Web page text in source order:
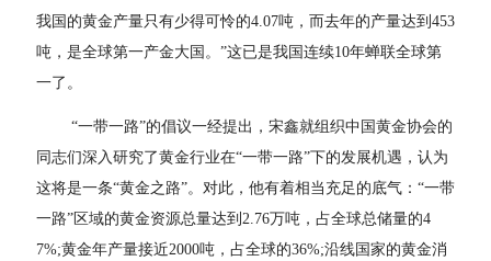
我国的黄金产量只有少得可怜的4.07吨，而去年的产量达到453
吨，是全球第一产金大国。”这已是我国连续10年蝉联全球第
一了。
“一带一路”的倡议一经提出，宋鑫就组织中国黄金协会的
同志们深入研究了黄金行业在“一带一路”下的发展机遇，认为
这将是一条“黄金之路”。对此，他有着相当充足的底气：“一带
一路”区域的黄金资源总量达到2.76万吨，占全球总储量的4
7%;黄金年产量接近2000吨，占全球的36%;沿线国家的黄金消